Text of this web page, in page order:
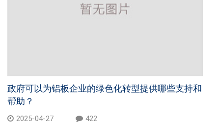
木纹铝板
大理石铝板
政府可以为铝板企业的绿色化转型提供哪些支持和
帮助？
2025-04-27
422